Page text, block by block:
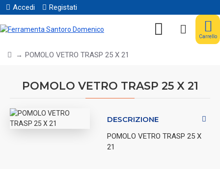
Accedi Registati
Carrello
POMOLO VETRO TRASP 25 X 21
POMOLO VETRO TRASP 25 X 21
DESCRIZIONE
POMOLO VETRO TRASP 25 X
21